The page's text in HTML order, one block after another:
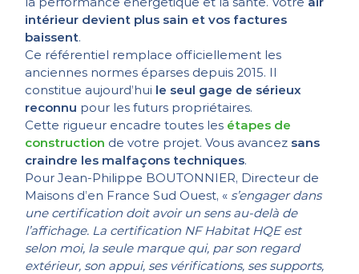
intérieur devient plus sain et vos factures
baissent.
Ce référentiel remplace officiellement les
anciennes normes éparses depuis 2015. Il
constitue aujourd’hui le seul gage de sérieux
reconnu pour les futurs propriétaires.
Cette rigueur encadre toutes les étapes de
construction de votre projet. Vous avancez sans
craindre les malfaçons techniques.
Pour Jean-Philippe BOUTONNIER, Directeur de
Maisons d’en France Sud Ouest, « s’engager dans
une certification doit avoir un sens au-delà de
l’affichage. La certification NF Habitat HQE est
selon moi, la seule marque qui, par son regard
extérieur, son appui, ses vérifications, ses supports,